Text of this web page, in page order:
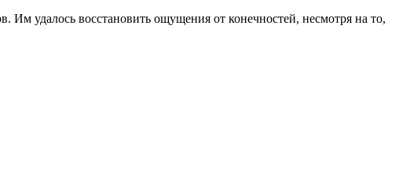
удалось восстановить ощущения от конечностей, несмотря на то,